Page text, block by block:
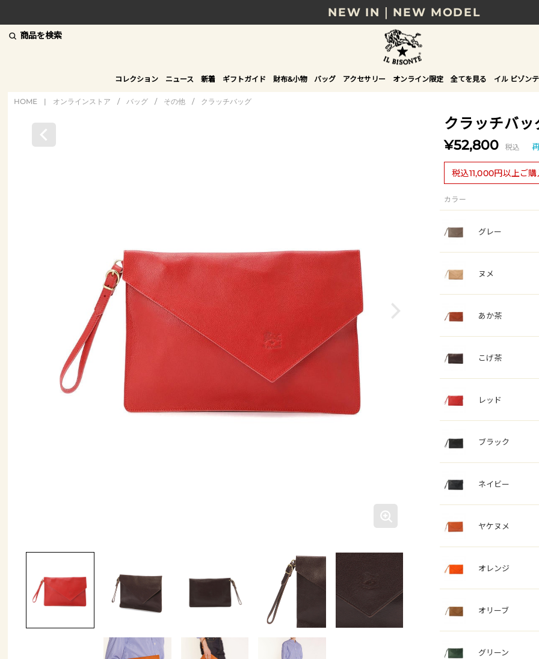
NEW IN｜NEW MODEL
8/17(月)10時まで｜税込11,000円以上で送料無
贈る相手やシーンから選べる、新しいギフトガ
NEW IN｜COLOR LEATHER
商品を検索
コレクション ニュース 新着 ギフトガイド 財布&小物 バッグ アクセサリー オンライン限定 全てを見る イル ビゾン
HOME | オンラインストア / バッグ / その他 / クラッチバッグ
クラッチバッ
¥52,800 税込
税込11,000円以上ご
カラー
グレー
ヌメ
あか茶
こげ茶
レッド
ブラック
ネイビー
ヤケヌメ
オレンジ
オリーブ
グリーン